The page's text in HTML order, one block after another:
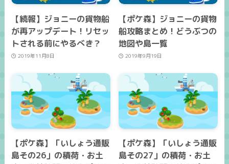
【続報】ジョニーの貨物船
が再アップデート！リセッ
トされる前にやるべき？
2019年11月8日
【ポケ森】ジョニーの貨物
船攻略まとめ！どうぶつの
地図や島一覧
2019年9月19日
【ポケ森】「いしょう通販
島その26」の積荷・お土
【ポケ森】「いしょう通販
島その27」の積荷・お土